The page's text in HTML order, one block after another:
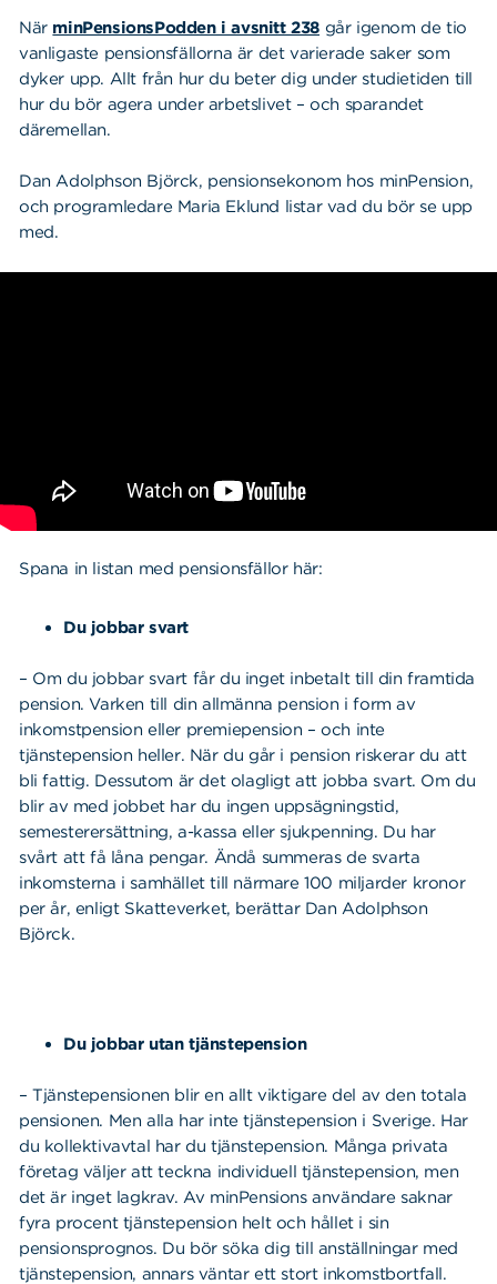
När minPensionsPodden i avsnitt 238 går igenom de tio
vanligaste pensionsfällorna är det varierade saker som
dyker upp. Allt från hur du beter dig under studietiden till
hur du bör agera under arbetslivet – och sparandet
däremellan.
Dan Adolphson Björck, pensionsekonom hos minPension,
och programledare Maria Eklund listar vad du bör se upp
med.
Spana in listan med pensionsfällor här:
Du jobbar svart
– Om du jobbar svart får du inget inbetalt till din framtida
pension. Varken till din allmänna pension i form av
inkomstpension eller premiepension – och inte
tjänstepension heller. När du går i pension riskerar du att
bli fattig. Dessutom är det olagligt att jobba svart. Om du
blir av med jobbet har du ingen uppsägningstid,
semesterersättning, a-kassa eller sjukpenning. Du har
svårt att få låna pengar. Ändå summeras de svarta
inkomsterna i samhället till närmare 100 miljarder kronor
per år, enligt Skatteverket, berättar Dan Adolphson
Björck.
Du jobbar utan tjänstepension
– Tjänstepensionen blir en allt viktigare del av den totala
pensionen. Men alla har inte tjänstepension i Sverige. Har
du kollektivavtal har du tjänstepension. Många privata
företag väljer att teckna individuell tjänstepension, men
det är inget lagkrav. Av minPensions användare saknar
fyra procent tjänstepension helt och hållet i sin
pensionsprognos. Du bör söka dig till anställningar med
tjänstepension, annars väntar ett stort inkomstbortfall.